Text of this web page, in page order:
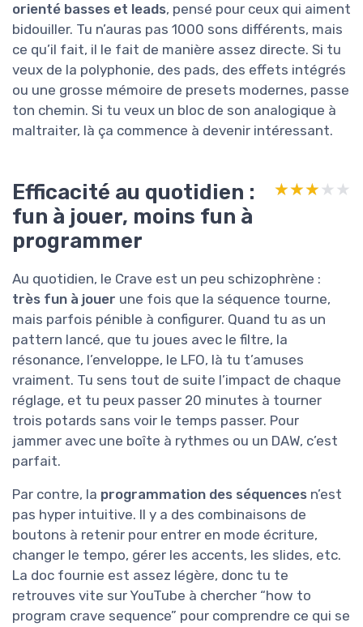
orienté basses et leads, pensé pour ceux qui aiment
bidouiller. Tu n’auras pas 1000 sons différents, mais
ce qu’il fait, il le fait de manière assez directe. Si tu
veux de la polyphonie, des pads, des effets intégrés
ou une grosse mémoire de presets modernes, passe
ton chemin. Si tu veux un bloc de son analogique à
maltraiter, là ça commence à devenir intéressant.
Efficacité au quotidien :
fun à jouer, moins fun à
programmer
★★★★★
★★★★★
Au quotidien, le Crave est un peu schizophrène :
très fun à jouer une fois que la séquence tourne,
mais parfois pénible à configurer. Quand tu as un
pattern lancé, que tu joues avec le filtre, la
résonance, l’enveloppe, le LFO, là tu t’amuses
vraiment. Tu sens tout de suite l’impact de chaque
réglage, et tu peux passer 20 minutes à tourner
trois potards sans voir le temps passer. Pour
jammer avec une boîte à rythmes ou un DAW, c’est
parfait.
Par contre, la programmation des séquences n’est
pas hyper intuitive. Il y a des combinaisons de
boutons à retenir pour entrer en mode écriture,
changer le tempo, gérer les accents, les slides, etc.
La doc fournie est assez légère, donc tu te
retrouves vite sur YouTube à chercher “how to
program crave sequence” pour comprendre ce qui se